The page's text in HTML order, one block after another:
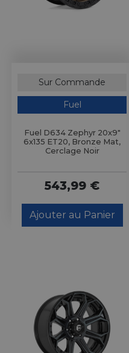
Sur Commande
Fuel
Fuel D634 Zephyr 20x9"
6x135 ET20, Bronze Mat,
Cerclage Noir
543,99 €
Ajouter au Panier